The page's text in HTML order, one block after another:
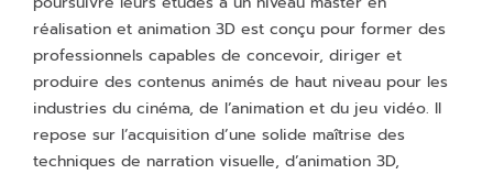
réalisation et animation 3D est conçu pour former des
professionnels capables de concevoir, diriger et
produire des contenus animés de haut niveau pour les
industries du cinéma, de l’animation et du jeu vidéo. Il
repose sur l’acquisition d’une solide maîtrise des
techniques de narration visuelle, d’animation 3D,